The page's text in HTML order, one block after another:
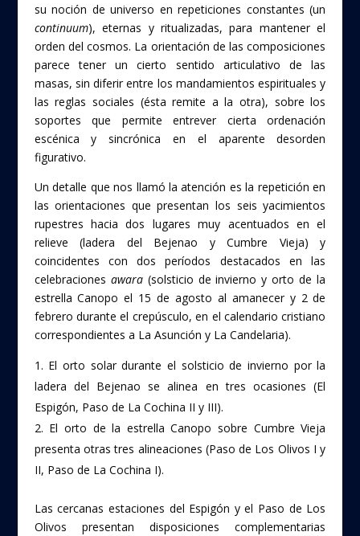
su noción de universo en repeticiones constantes (un
continuum), eternas y ritualizadas, para mantener el
orden del cosmos. La orientación de las composiciones
parece tener un cierto sentido articulativo de las
masas, sin diferir entre los mandamientos espirituales y
las reglas sociales (ésta remite a la otra), sobre los
soportes que permite entrever cierta ordenación
escénica y sincrónica en el aparente desorden
figurativo.
Un detalle que nos llamó la atención es la repetición en
las orientaciones que presentan los seis yacimientos
rupestres hacia dos lugares muy acentuados en el
relieve (ladera del Bejenao y Cumbre Vieja) y
coincidentes con dos períodos destacados en las
celebraciones awara(solsticio de invierno y orto de la
estrella Canopo el 15 de agosto al amanecer y 2 de
febrero durante el crepúsculo, en el calendario cristiano
correspondientes a La Asunción y La Candelaria).
El orto solar durante el solsticio de invierno por la
ladera del Bejenao se alinea en tres ocasiones (El
Espigón, Paso de La Cochina II y III).
El orto de la estrella Canopo sobre Cumbre Vieja
presenta otras tres alineaciones (Paso de Los Olivos I y
II, Paso de La Cochina I).
Las cercanas estaciones del Espigón y el Paso de Los
Olivos presentan disposiciones complementarias